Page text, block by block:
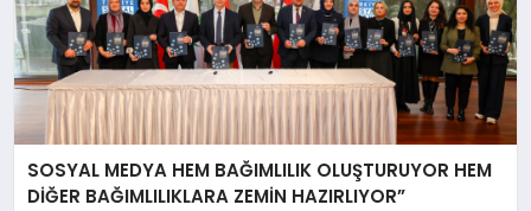
SOSYAL MEDYA HEM BAĞIMLILIK OLUŞTURUYOR HEM
DİĞER BAĞIMLILIKLARA ZEMİN HAZIRLIYOR”